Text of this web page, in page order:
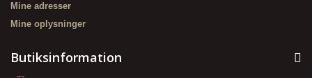
Mine adresser
Mine oplysninger
Butiksinformation